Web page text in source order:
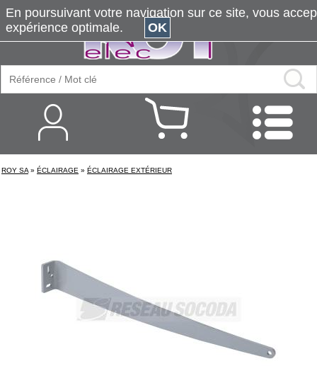
ROY SA » ÉCLAIRAGE » ÉCLAIRAGE EXTÉRIEUR
En poursuivant votre navigation sur ce site, vous
expérience optimale.
OK